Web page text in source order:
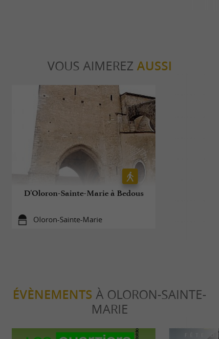
VOUS AIMEREZ AUSSI
D'Oloron-Sainte-Marie à Bedous
Oloron-Sainte-Marie
ÉVÈNEMENTS À OLORON-SAINTE-
MARIE